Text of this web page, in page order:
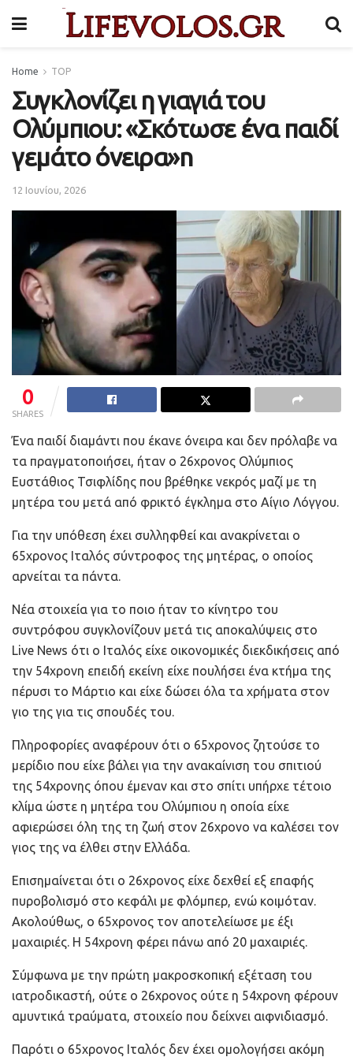
Home TOP
Συγκλονίζει η γιαγιά του
Ολύμπιου: «Σκότωσε ένα παιδί
γεμάτο όνειρα»n
12 Ιουνίου, 2026
0
SHARES
Ένα παιδί διαμάντι που έκανε όνειρα και δεν πρόλαβε να
τα πραγματοποιήσει, ήταν ο 26χρονος Ολύμπιος
Ευστάθιος Τσιφλίδης που βρέθηκε νεκρός μαζί με τη
μητέρα του μετά από φρικτό έγκλημα στο Αίγιο Λόγγου.
Για την υπόθεση έχει συλληφθεί και ανακρίνεται ο
65χρονος Ιταλός σύντροφος της μητέρας, ο οποίος
αρνείται τα πάντα.
Νέα στοιχεία για το ποιο ήταν το κίνητρο του
συντρόφου συγκλονίζουν μετά τις αποκαλύψεις στο
Live News ότι ο Ιταλός είχε οικονομικές διεκδικήσεις από
την 54χρονη επειδή εκείνη είχε πουλήσει ένα κτήμα της
πέρυσι το Μάρτιο και είχε δώσει όλα τα χρήματα στον
γιο της για τις σπουδές του.
Πληροφορίες αναφέρουν ότι ο 65χρονος ζητούσε το
μερίδιο που είχε βάλει για την ανακαίνιση του σπιτιού
της 54χρονης όπου έμεναν και στο σπίτι υπήρχε τέτοιο
κλίμα ώστε η μητέρα του Ολύμπιου η οποία είχε
αφιερώσει όλη της τη ζωή στον 26χρονο να καλέσει τον
γιος της να έλθει στην Ελλάδα.
Επισημαίνεται ότι ο 26χρονος είχε δεχθεί εξ επαφής
πυροβολισμό στο κεφάλι με φλόμπερ, ενώ κοιμόταν.
Ακολούθως, ο 65χρονος τον αποτελείωσε με έξι
μαχαιριές. Η 54χρονη φέρει πάνω από 20 μαχαιριές.
Σύμφωνα με την πρώτη μακροσκοπική εξέταση του
ιατροδικαστή, ούτε ο 26χρονος ούτε η 54χρονη φέρουν
αμυντικά τραύματα, στοιχείο που δείχνει αιφνιδιασμό.
Παρότι ο 65χρονος Ιταλός δεν έχει ομολογήσει ακόμη